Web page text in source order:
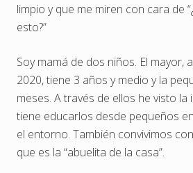
limpio y que me miren con cara de
esto?”
Soy mamá de dos niños. El mayor,
2020, tiene 3 años y medio y la
meses. A través de ellos he visto la
tiene educarlos desde pequeños
el entorno. También convivimos
que es la “abuelita de la casa”.